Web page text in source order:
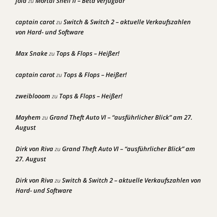
captain carotzuSwitch & Switch 2 – aktuelle Verkaufszahlen
von Hard- und Software
Max Snakezu Tops & Flops – Heißer!
captain carotzu Tops & Flops – Heißer!
zweiblooom zu Tops & Flops – Heißer!
Mayhem zuGrand Theft Auto VI – “ausführlicher Blick” am 27.
August
Dirk von RivazuGrand Theft Auto VI – “ausführlicher Blick” am
27. August
Dirk von RivazuSwitch & Switch 2 – aktuelle Verkaufszahlen von
Hard- und Software